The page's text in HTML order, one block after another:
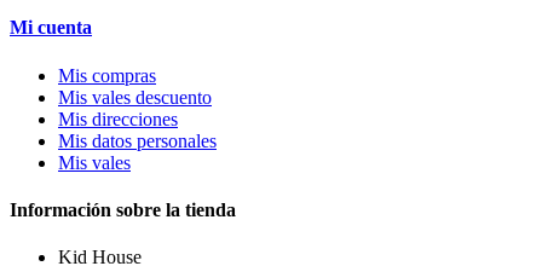
Mi cuenta
Mis compras
Mis vales descuento
Mis direcciones
Mis datos personales
Mis vales
Información sobre la tienda
Kid House